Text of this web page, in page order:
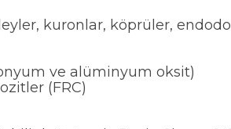
kuronlar, köprüler,
ve alüminyum oksit)
(FRC)